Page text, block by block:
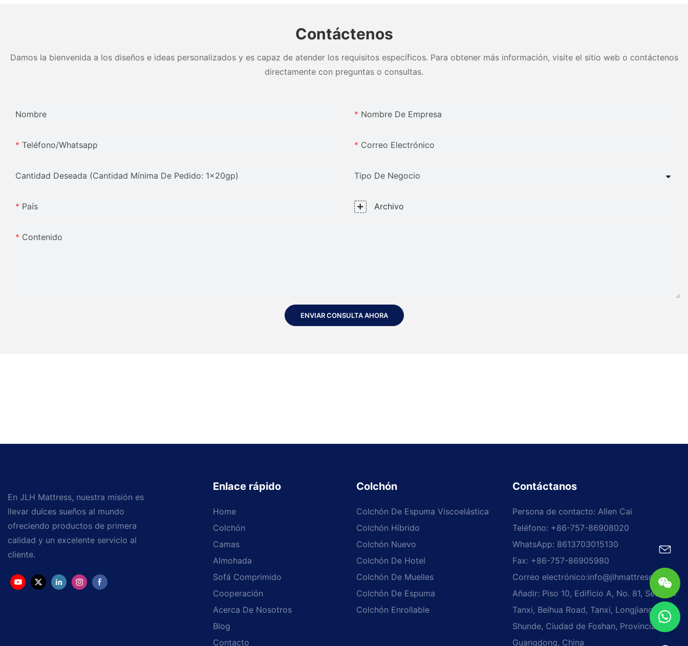
Contáctenos
Damos la bienvenida a los diseños e ideas personalizados y es capaz de atender los requisitos específicos. Para obtener más información, visite el sitio web o contáctenos
directamente con preguntas o consultas.
Nombre Nombre De Empresa
Teléfono/whatsapp Correo Electrónico
Cantidad Deseada (Cantidad Mínima De Pedido: 1x20gp) Tipo De Negocio
País Archivo
Contenido
ENVIAR CONSULTA AHORA
En JLH Mattress, nuestra misión es
llevar dulces sueños al mundo
ofreciendo productos de primera
calidad y un excelente servicio al
cliente.
Enlace rápido
Home
Colchón
Camas
Almohada
Sofá Comprimido
Cooperación
Acerca De Nosotros
Blog
Contacto
Colchón
Colchón De Espuma Viscoelástica
Colchón Híbrido
Colchón Nuevo
Colchón De Hotel
Colchón De Muelles
Colchón De Espuma
Colchón Enrollable
Contáctanos
Persona de contacto: Allen Cai
Teléfono: +86-757-86908020
WhatsApp: 8613703015130
Fax: +86-757-86905980
Correo electrónico:info@jlhmattress.cn
Añadir: Piso 10, Edificio A, No. 81, Sección
Tanxi, Beihua Road, Tanxi, Longjiang,
Shunde, Ciudad de Foshan, Provincia de
Guangdong, China